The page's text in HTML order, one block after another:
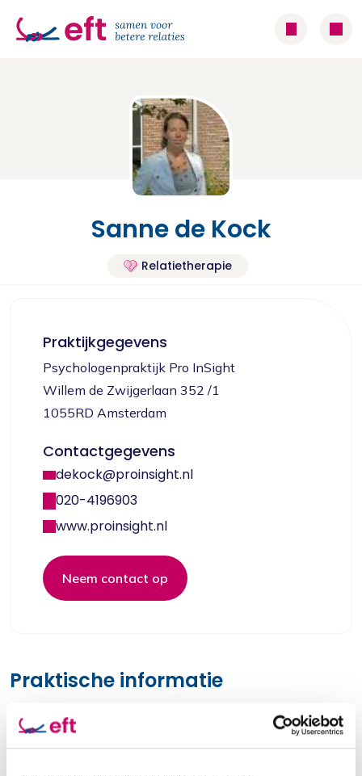
Sanne de Kock
Relatietherapie
Praktische informatie
Soort therapie
Relatietherapie
Registertherapeut: ja
Praktijkgegevens
Psychologenpraktijk Pro InSight
Willem de Zwijgerlaan 352 /1
1055RD Amsterdam
Contactgegevens
dekock@proinsight.nl
020-4196903
www.proinsight.nl
Neem contact op